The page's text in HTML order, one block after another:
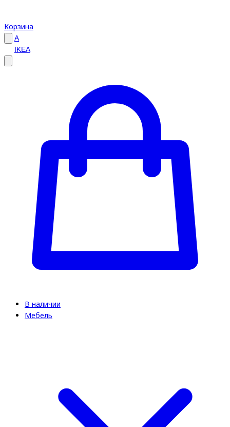
Корзина
A
IKEA
В наличии
Мебель